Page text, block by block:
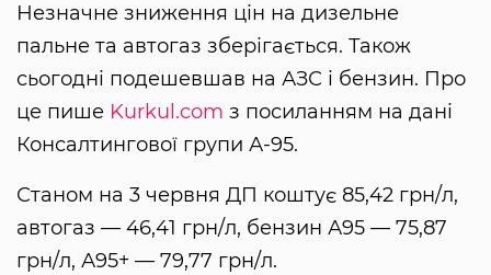
Незначне зниження цін на дизельне
пальне та автогаз зберігається. Також
сьогодні подешевшав на АЗС і бензин. Про
це пише Kurkul.com з посиланням на дані
Консалтингової групи А-95.
Станом на 3 червня ДП коштує 85,42 грн/л,
автогаз — 46,41 грн/л, бензин А95 — 75,87
грн/л, А95+ — 79,77 грн/л.